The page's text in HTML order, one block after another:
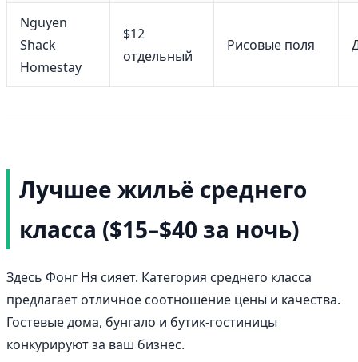
Nguyen
Shack
Homestay
$12
отдельный
Рисовые поля
Лучшее жильё среднего
класса ($15–$40 за ночь)
Здесь Фонг Ня сияет. Категория среднего класса
предлагает отличное соотношение цены и качества.
Гостевые дома, бунгало и бутик-гостиницы
конкурируют за ваш бизнес.